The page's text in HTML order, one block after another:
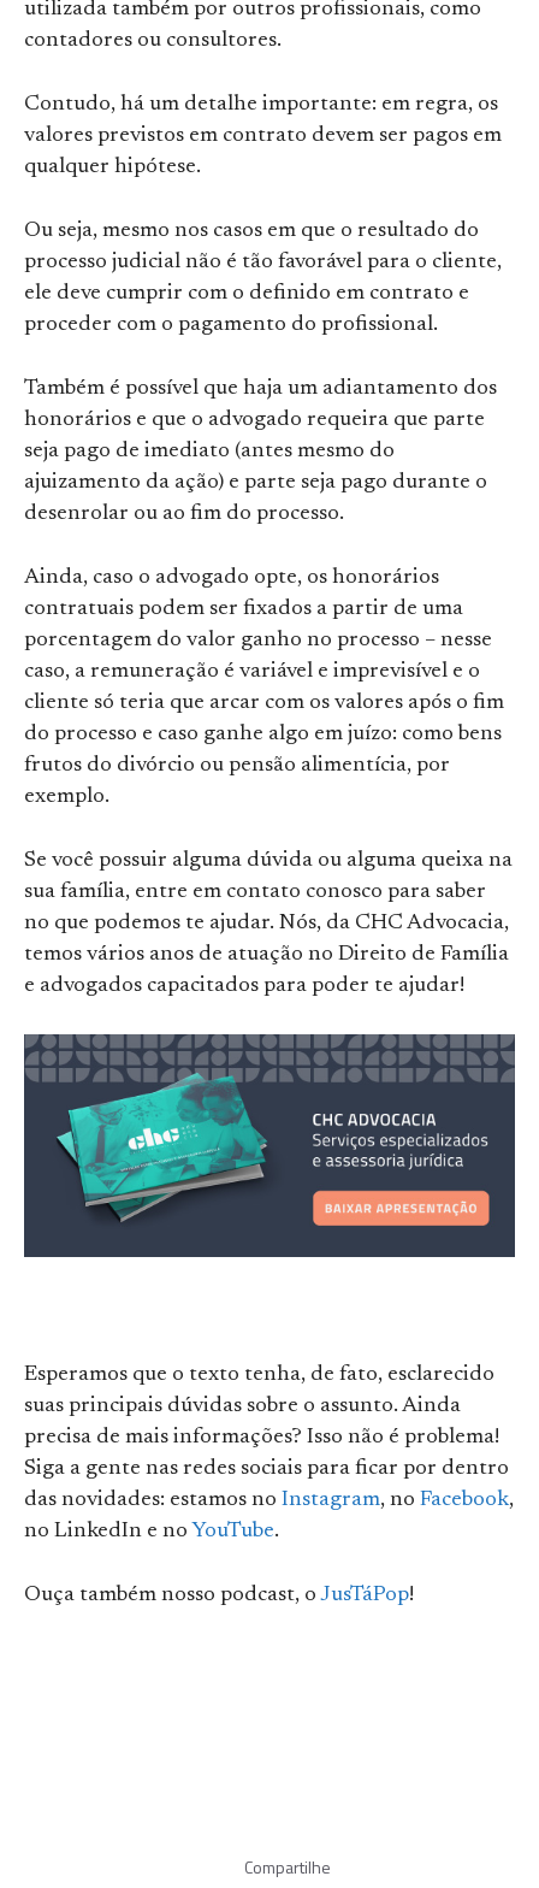
utilizada também por outros profissionais, como
contadores ou consultores.
Contudo, há um detalhe importante: em regra, os
valores previstos em contrato devem ser pagos em
qualquer hipótese.
Ou seja, mesmo nos casos em que o resultado do
processo judicial não é tão favorável para o cliente,
ele deve cumprir com o definido em contrato e
proceder com o pagamento do profissional.
Também é possível que haja um adiantamento dos
honorários e que o advogado requeira que parte
seja pago de imediato (antes mesmo do
ajuizamento da ação) e parte seja pago durante o
desenrolar ou ao fim do processo.
Ainda, caso o advogado opte, os honorários
contratuais podem ser fixados a partir de uma
porcentagem do valor ganho no processo – nesse
caso, a remuneração é variável e imprevisível e o
cliente só teria que arcar com os valores após o fim
do processo e caso ganhe algo em juízo: como bens
frutos do divórcio ou pensão alimentícia, por
exemplo.
Se você possuir alguma dúvida ou alguma queixa na
sua família, entre em contato conosco para saber
no que podemos te ajudar. Nós, da CHC Advocacia,
temos vários anos de atuação no Direito de Família
e advogados capacitados para poder te ajudar!
Esperamos que o texto tenha, de fato, esclarecido
suas principais dúvidas sobre o assunto. Ainda
precisa de mais informações? Isso não é problema!
Siga a gente nas redes sociais para ficar por dentro
das novidades: estamos no Instagram, no Facebook,
no LinkedIn e no YouTube.
Ouça também nosso podcast, o JusTáPop!
Compartilhe